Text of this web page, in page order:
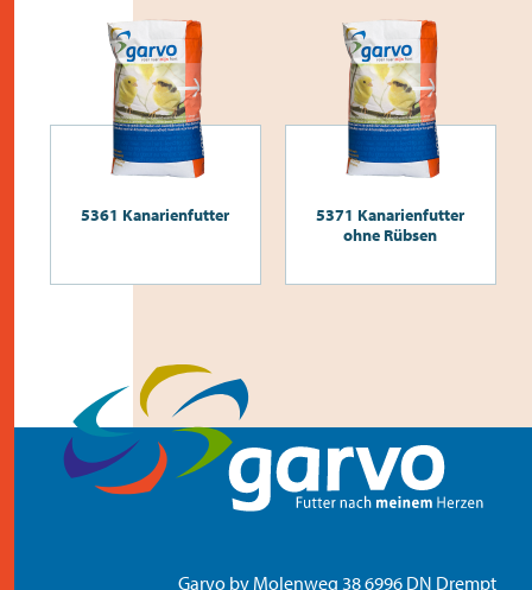
5361 Kanarienfutter
5371 Kanarienfutter
ohne Rübsen
Garvo bv Molenweg 38 6996 DN Drempt